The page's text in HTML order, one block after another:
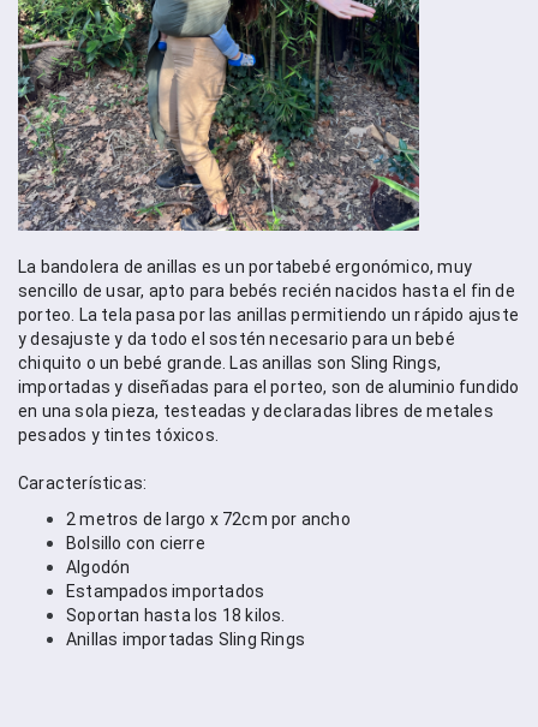
La bandolera de anillas es un portabebé ergonómico, muy
sencillo de usar, apto para bebés recién nacidos hasta el fin de
porteo. La tela pasa por las anillas permitiendo un rápido ajuste
y desajuste y da todo el sostén necesario para un bebé
chiquito o un bebé grande. Las anillas son Sling Rings,
importadas y diseñadas para el porteo, son de aluminio fundido
en una sola pieza, testeadas y declaradas libres de metales
pesados y tintes tóxicos.
Características:
2 metros de largo x 72cm por ancho
Bolsillo con cierre
Algodón
Estampados importados
Soportan hasta los 18 kilos.
Anillas importadas Sling Rings